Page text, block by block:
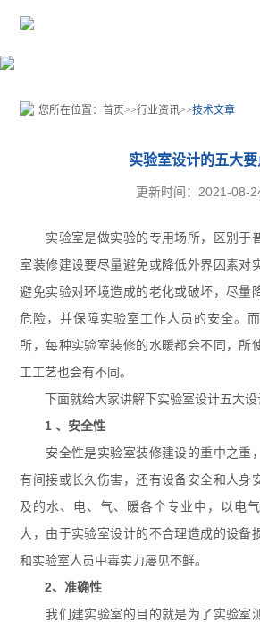
您所在位置：首页>>行业资讯>>技术文章
实验室设计的五大要
更新时间：2021-08-
实验室是做实验的专用场所，区别于
室装修建设要尽量避免或降低外界因素对
避免实验对环境造成的老化或破坏，尽量
危险，并保障实验室工作人员的安全。
所，每种实验室装修的水暖都会不同，所
工工艺也会有不同。
下面就给大家讲解下实验室设计五大设
1 、安全性
安全性是实验室装修建设的重中之重
有间接或长久伤害，还有设备安全和人身
及的水、电、气、暖各个专业中，以电
大，由于实验室设计的不合理造成的设备
和实验室人员中毒实力屡见不鲜。
2、准确性
我们建实验室的目的就是为了实验室